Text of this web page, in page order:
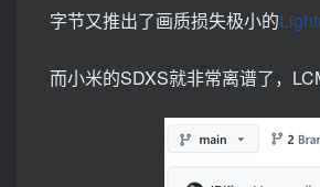
字节又推出了画质损失极小的
而小米的SDXS就非常离谱了，